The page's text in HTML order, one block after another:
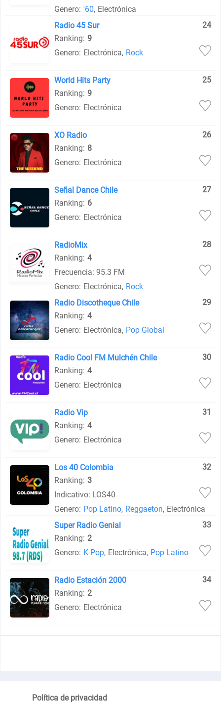
Genero: '60, Electrónica
Radio 45 Sur
24
Ranking: 9
Genero: Electrónica, Rock
World Hits Party
25
Ranking: 9
Genero: Electrónica
XO Radio
26
Ranking: 8
Genero: Electrónica
Señal Dance Chile
27
Ranking: 6
Genero: Electrónica
RadioMix
28
Ranking: 4
Frecuencia: 95.3 FM
Genero: Electrónica, Rock
Radio Discotheque Chile
29
Ranking: 4
Genero: Electrónica, Pop Global
Radio Cool FM Mulchén Chile
30
Ranking: 4
Genero: Electrónica
Radio Vip
31
Ranking: 4
Genero: Electrónica
Los 40 Colombia
32
Ranking: 3
Indicativo: LOS40
Genero: Pop Latino, Reggaeton, Electrónica
Super Radio Genial
33
Ranking: 2
Genero: K-Pop, Electrónica, Pop Latino
Radio Estación 2000
34
Ranking: 2
Genero: Electrónica
Política de privacidad